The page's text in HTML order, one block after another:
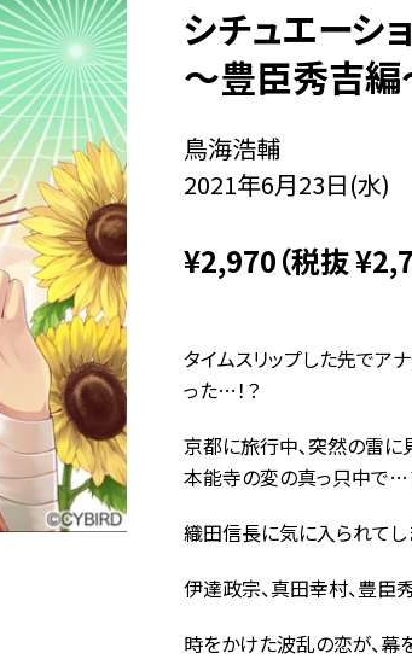
シチュエーシ
～豊臣秀吉編
鳥海浩輔
2021年6月23日(水)
¥2,970（税抜
タイムスリップした先でア
った…！？
京都に旅行中､突然の雷に
本能寺の変の真っ只中で…
織田信長に気に入られてし
伊達政宗、真田幸村、豊
時をかけた波乱の恋が、幕を